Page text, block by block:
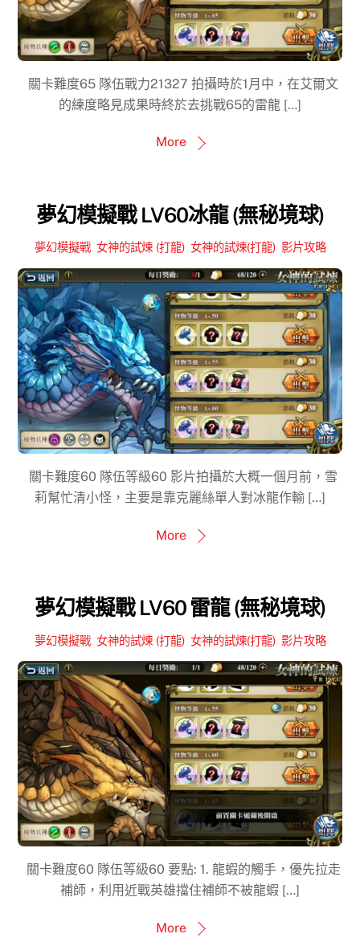
關卡難度65 隊伍戰力21327 拍攝時於1月中，在艾爾文
的練度略見成果時終於去挑戰65的雷龍 […]
More
夢幻模擬戰 LV60冰龍 (無秘境球)
夢幻模擬戰, 女神的試煉 (打龍), 女神的試煉(打龍), 影片攻略
關卡難度60 隊伍等級60 影片拍攝於大概一個月前，雪
莉幫忙清小怪，主要是靠克麗絲單人對冰龍作輸 […]
More
夢幻模擬戰 LV60 雷龍 (無秘境球)
夢幻模擬戰, 女神的試煉 (打龍), 女神的試煉(打龍), 影片攻略
關卡難度60 隊伍等級60 要點: 1. 龍蝦的觸手，優先拉走
補師，利用近戰英雄擋住補師不被龍蝦 […]
More